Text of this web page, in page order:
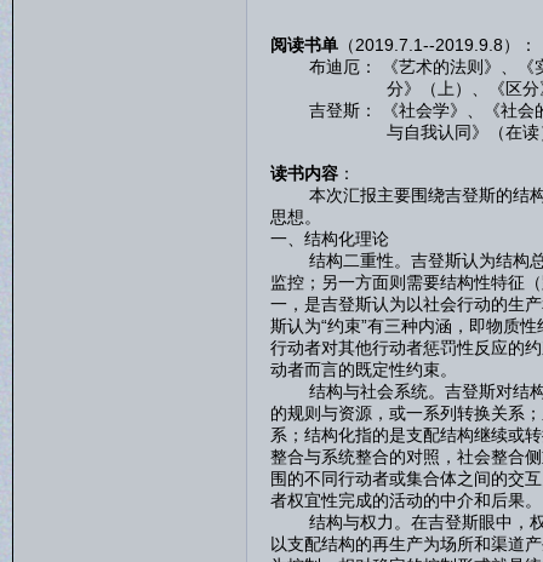
阅读书单（2019.7.1--2019.9.8）：
布迪厄： 《艺术的法则》、《实
分》（上）、《区分》（下
吉登斯： 《社会学》、《社会的
与自我认同》（在读
读书内容：
本次汇报主要围绕吉登斯的结构
思想。
一、结构化理论
结构二重性。吉登斯认为结构总
监控；另一方面则需要结构性特征
一，是吉登斯认为以社会行动的生
斯认为“约束”有三种内涵，即物
行动者对其他行动者惩罚性反应的
动者而言的既定性约束。
结构与社会系统。吉登斯对结构
的规则与资源，或一系列转换关系
系；结构化指的是支配结构继续或
整合与系统整合的对照，社会整合
围的不同行动者或集合体之间的交
者权宜性完成的活动的中介和后果。
结构与权力。在吉登斯眼中，权
以支配结构的再生产为场所和渠道